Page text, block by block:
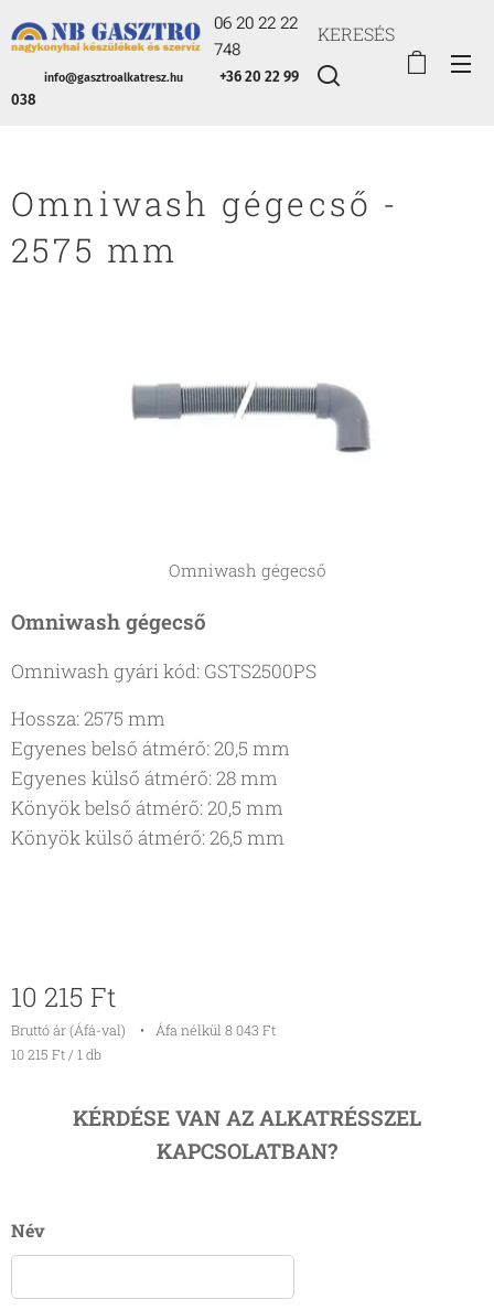
06 20 22 22
748
info@gasztroalkatresz.hu
+36 20 22 99
038
KERESÉS
Omniwash gégecső -
2575 mm
Omniwash gégecső
Omniwash gégecső
Omniwash gyári kód: GSTS2500PS
Hossza: 2575 mm
Egyenes belső átmérő: 20,5 mm
Egyenes külső átmérő: 28 mm
Könyök belső átmérő: 20,5 mm
Könyök külső átmérő: 26,5 mm
10 215 Ft
Bruttó ár (Áfá-val)
Áfa nélkül 8 043 Ft
10 215 Ft / 1 db
KÉRDÉSE VAN AZ ALKATRÉSSZEL
KAPCSOLATBAN?
Név